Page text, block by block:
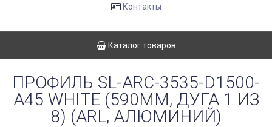
Контакты
Каталог товаров
ПРОФИЛЬ SL-ARC-3535-D1500-
A45 WHITE (590ММ, ДУГА 1 ИЗ
8) (ARL, АЛЮМИНИЙ)